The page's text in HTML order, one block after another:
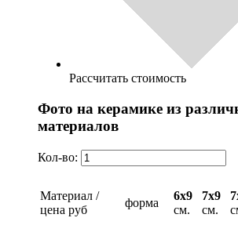
Рассчитать стоимость
Фото на керамике из
материалов
Кол-во:
Материал /
цена руб
форма
6х9
см.
7х9
см.